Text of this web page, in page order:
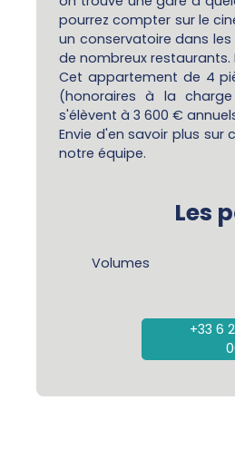
pourrez compter sur le
un conservatoire dans
de nombreux
Cet appartement de 4
(honoraires à la
s'élèvent à 3 600 €
Envie d'en savoir plus
notre équipe.
Les
Volumes
+33 6